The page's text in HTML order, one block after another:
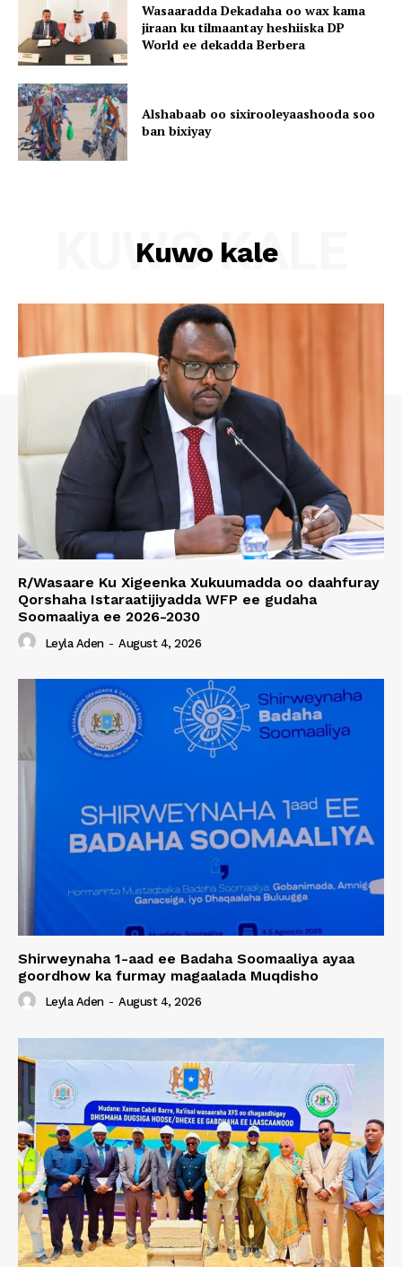
Wasaaradda Dekadaha oo wax kama
jiraan ku tilmaantay heshiiska DP
World ee dekadda Berbera
Alshabaab oo sixirooleyaashooda soo
ban bixiyay
Kuwo kale
KUWO KALE
R/Wasaare Ku Xigeenka Xukuumadda oo daahfuray
Qorshaha Istaraatijiyadda WFP ee gudaha
Soomaaliya ee 2026-2030
Leyla Aden - August 4, 2026
Shirweynaha 1-aad ee Badaha Soomaaliya ayaa
goordhow ka furmay magaalada Muqdisho
Leyla Aden - August 4, 2026